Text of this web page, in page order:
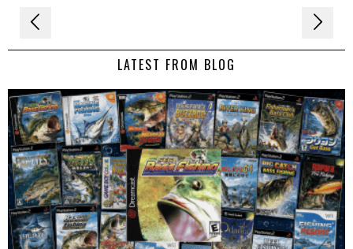
Navigation
de LATEST FROM BLOG